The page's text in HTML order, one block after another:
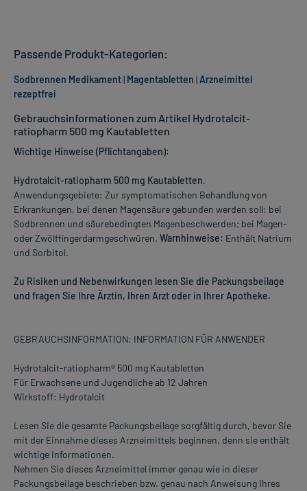
Gebrauchsinformationen zum Artikel Hydrotalcit-
ratiopharm 500 mg Kautabletten
Wichtige Hinweise (Pflichtangaben):
Hydrotalcit-ratiopharm 500 mg Kautabletten.
Anwendungsgebiete: Zur symptomatischen Behandlung von
Erkrankungen, bei denen Magensäure gebunden werden soll: bei
Sodbrennen und säurebedingten Magenbeschwerden; bei Magen-
oder Zwölffingerdarmgeschwüren. Warnhinweise: Enthält Natrium
und Sorbitol.
Zu Risiken und Nebenwirkungen lesen Sie die Packungsbeilage
und fragen Sie Ihre Ärztin, Ihren Arzt oder in Ihrer Apotheke.
GEBRAUCHSINFORMATION: INFORMATION FÜR ANWENDER
Hydrotalcit-ratiopharm® 500 mg Kautabletten
Für Erwachsene und Jugendliche ab 12 Jahren
Wirkstoff: Hydrotalcit
Lesen Sie die gesamte Packungsbeilage sorgfältig durch, bevor Sie
mit der Einnahme dieses Arzneimittels beginnen, denn sie enthält
wichtige Informationen.
Nehmen Sie dieses Arzneimittel immer genau wie in dieser
Packungsbeilage beschrieben bzw. genau nach Anweisung Ihres
Passende Produkt-Kategorien:
Sodbrennen Medikament| Magentabletten |Arzneimittel
rezeptfrei